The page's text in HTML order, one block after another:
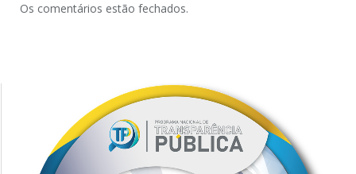
Os comentários estão fechados.